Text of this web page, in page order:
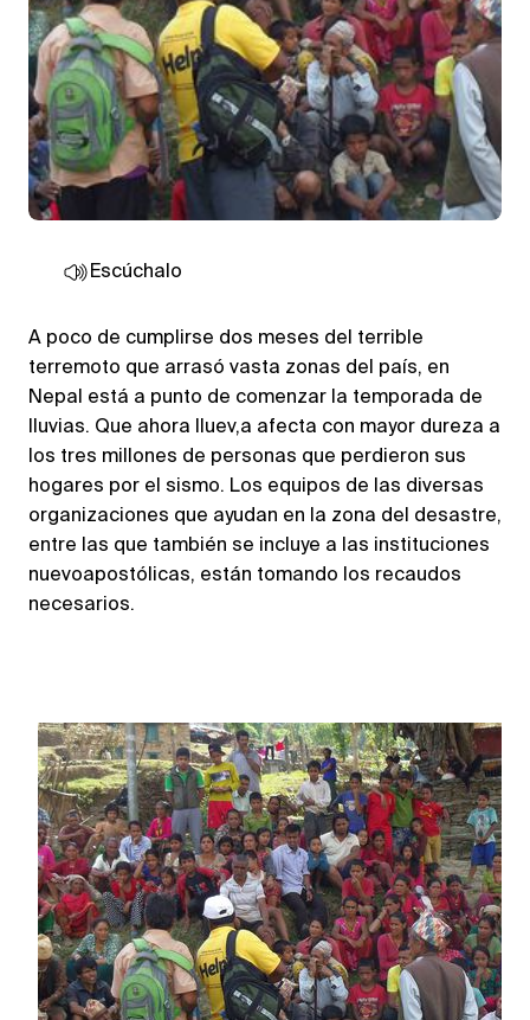
Escúchalo
A poco de cumplirse dos meses del terrible
terremoto que arrasó vasta zonas del país, en
Nepal está a punto de comenzar la temporada de
lluvias. Que ahora lluev,a afecta con mayor dureza a
los tres millones de personas que perdieron sus
hogares por el sismo. Los equipos de las diversas
organizaciones que ayudan en la zona del desastre,
entre las que también se incluye a las instituciones
nuevoapostólicas, están tomando los recaudos
necesarios.